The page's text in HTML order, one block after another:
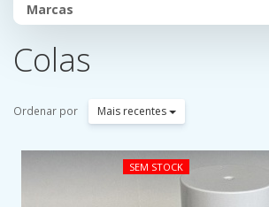
Marcas
Colas
Ordenar por Mais recentes
SEM STOCK